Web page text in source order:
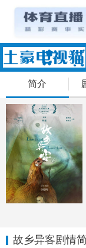
简介
故乡异客剧情